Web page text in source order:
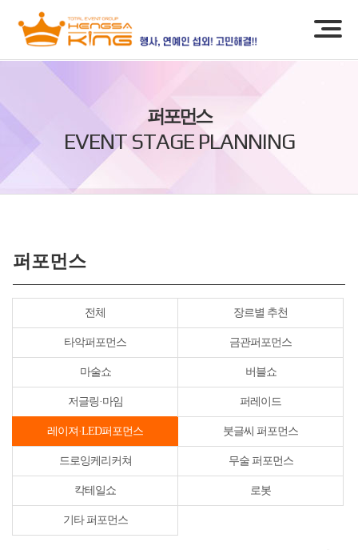
퍼포먼스
EVENT STAGE PLANNING
퍼포먼스
전체 장르별 추천
타악퍼포먼스 금관퍼포먼스
마술쇼 버블쇼
저글링·마임 퍼레이드
레이져·LED퍼포먼스 붓글씨 퍼포먼스
드로잉케리커쳐 무술 퍼포먼스
칵테일쇼 로봇
기타 퍼포먼스